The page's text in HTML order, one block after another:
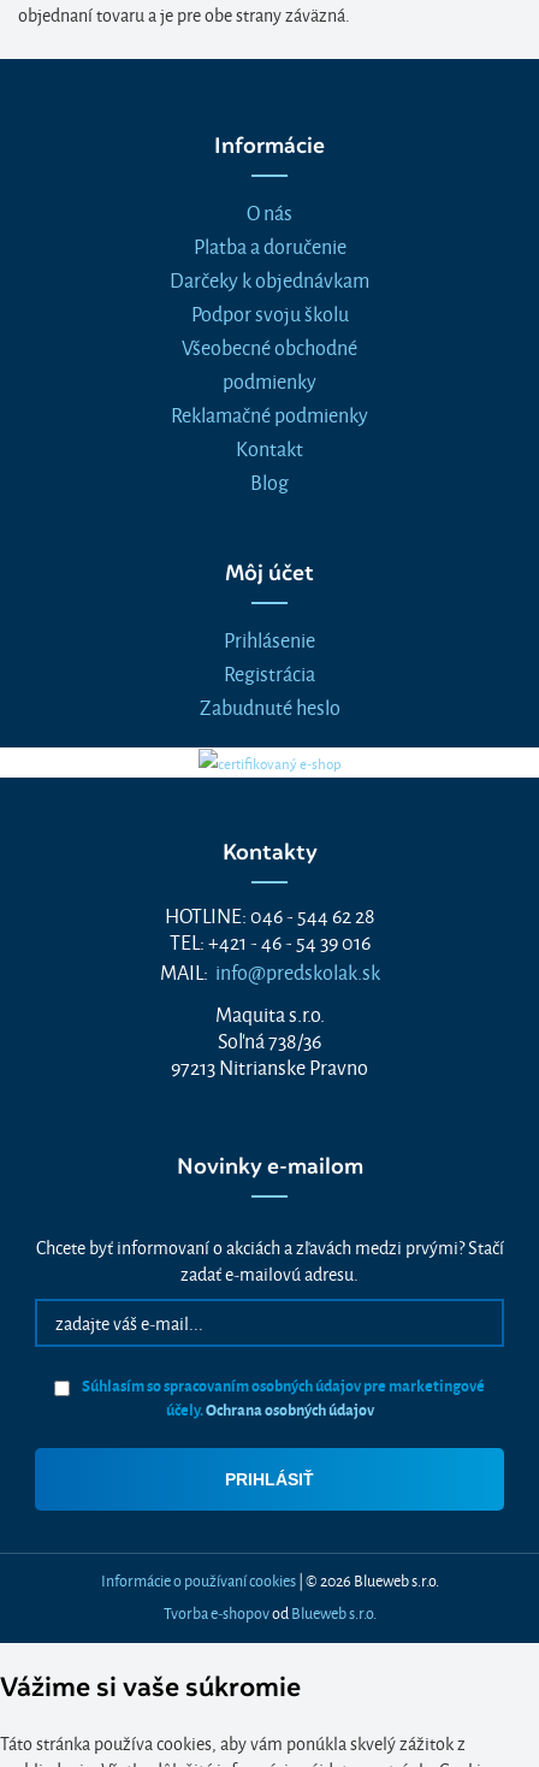
objednaní tovaru a je pre obe strany záväzná.
Informácie
O nás
Platba a doručenie
Darčeky k objednávkam
Podpor svoju školu
Všeobecné obchodné
podmienky
Reklamačné podmienky
Kontakt
Blog
Môj účet
Prihlásenie
Registrácia
Zabudnuté heslo
Kontakty
HOTLINE: 046 - 544 62 28
TEL: +421 - 46 - 54 39 016
MAIL: info@predskolak.sk
Maquita s.r.o.
Soľná 738/36
97213 Nitrianske Pravno
Novinky e-mailom
Chcete byť informovaní o akciách a zľavách medzi prvými? Stačí
zadať e-mailovú adresu.
Súhlasím so spracovaním osobných údajov pre marketingové
účely.Ochrana osobných údajov
Informácie o používaní cookies| © 2026 Blueweb s.r.o.
Tvorba e-shopovodBlueweb s.r.o.
Vážime si vaše súkromie
Táto stránka používa cookies, aby vám ponúkla skvelý zážitok z